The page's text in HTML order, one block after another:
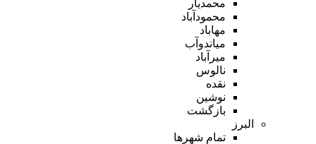
محمدیار
محمودآباد
مهاباد
میاندوآب
میرآباد
نالوس
نقده
نوشین
بازگشت
البرز
تمام شهر‌ها